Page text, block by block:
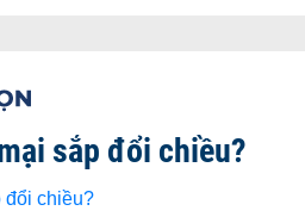
sắp đổi chiều?